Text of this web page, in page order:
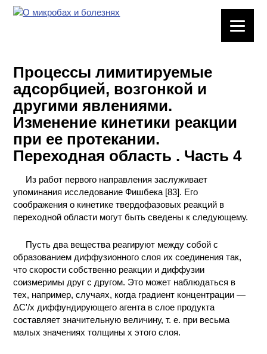
ХИМИЧЕСКАЯ
ПОСУДА
ВРЕДНЫЕ
МЕТОДЫ
ХИМИИ
ХИМИЯ НА
ТЕХНОЛОГИЯ
КОНТАКТЫ
Процессы лимитируемые
адсорбцией, возгонкой и
другими явлениями.
Изменение кинетики реакции
при ее протекании.
Переходная область . Часть 4
Из работ первого направления заслуживает
упоминания исследование Фишбека [83]. Его
соображения о кинетике твердофазовых реакций в
переходной области могут быть сведены к следующему.
Пусть два вещества реагируют между собой с
образованием диффузионного слоя их соединения так,
что скорости собственно реакции и диффузии
соизмеримы друг с другом. Это может наблюдаться в
тех, например, случаях, когда градиент концентрации —
ΔC'/x диффундирующего агента в слое продукта
составляет значительную величину, т. е. при весьма
малых значениях толщины х этого слоя.